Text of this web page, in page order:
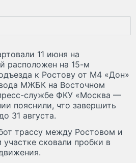
11 июня на
расположен на 15-м
к Ростову от М4 «Дон»
МЖБК на Восточном
службе ФКУ «Москва —
пояснили, что завершить
31 августа.
трассу между Ростовом и
сковали пробки в